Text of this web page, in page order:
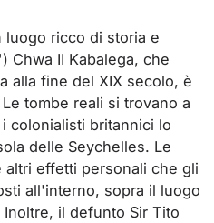
luogo ricco di storia e
Chwa II Kabalega, che
alla fine del XIX secolo, è
tombe reali si trovano a
colonialisti britannici lo
delle Seychelles. Le
effetti personali che gli
all'interno, sopra il luogo
il defunto Sir Tito